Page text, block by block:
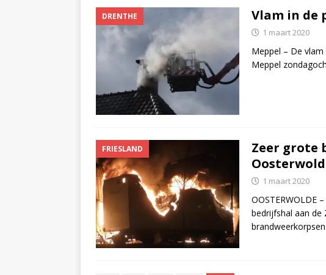
DRENTHE Vlam in de
1 maart 2020
Meppel – De
Meppel
FRIESLAND
Zeer grote
1 maart 2020
OOSTERWOLDE
bedrijfshal aan de